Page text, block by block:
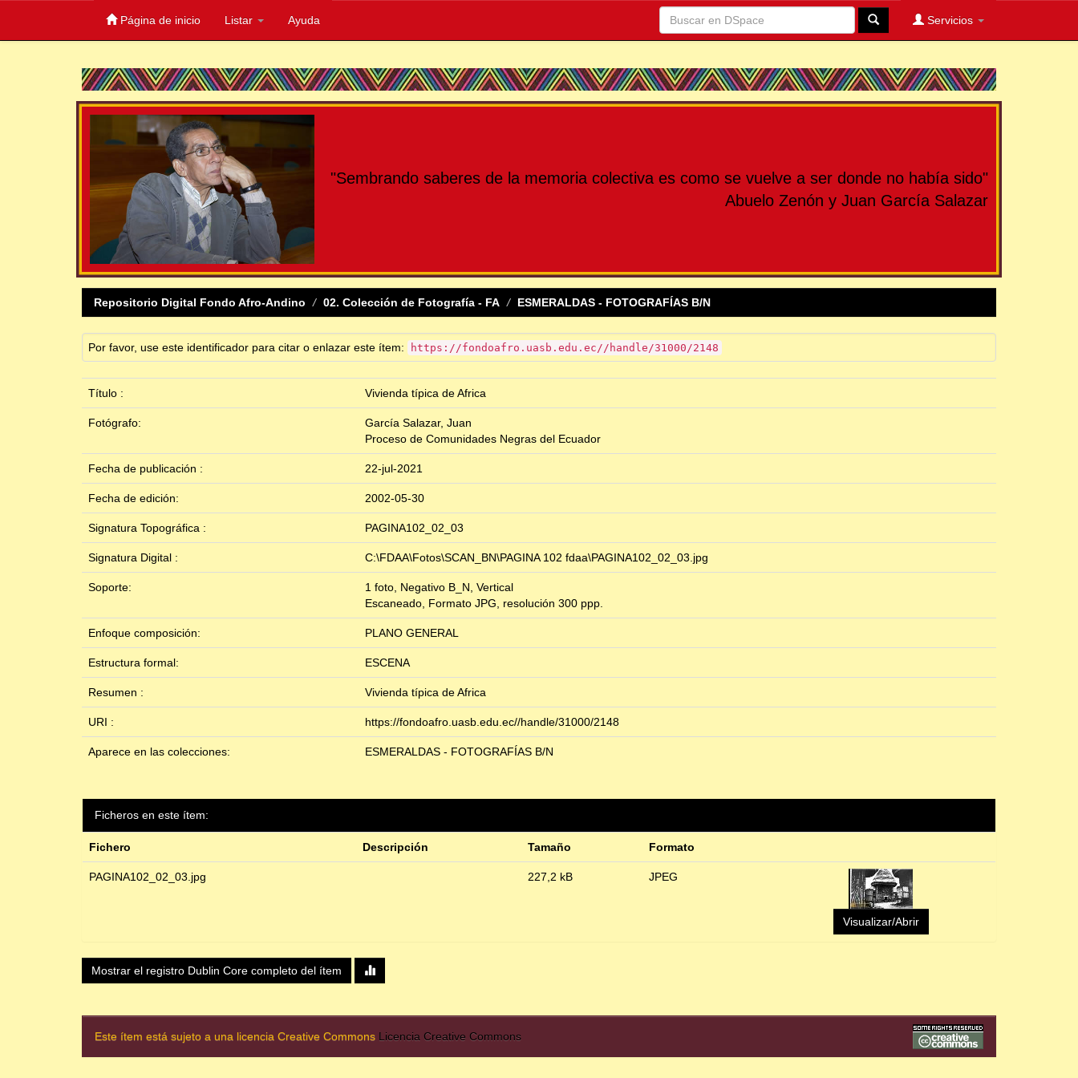
Página de inicio Listar Ayuda Servicios
"Sembrando saberes de la memoria colectiva es como se vuelve a ser donde no había sido"
Abuelo Zenón y Juan García Salazar
Repositorio Digital Fondo Afro-Andino 02. Colección de Fotografía - FA ESMERALDAS - FOTOGRAFÍAS B/N
Por favor, use este identificador para citar o enlazar este ítem: https://fondoafro.uasb.edu.ec//handle/31000/2148
Título : Vivienda típica de Africa
Fotógrafo:
García Salazar, Juan
Proceso de Comunidades Negras del Ecuador
Fecha de publicación : 22-jul-2021
Fecha de edición: 2002-05-30
Signatura Topográfica : PAGINA102_02_03
Signatura Digital : C:\FDAA\Fotos\SCAN_BN\PAGINA 102 fdaa\PAGINA102_02_03.jpg
Soporte:
1 foto, Negativo B_N, Vertical
Escaneado, Formato JPG, resolución 300 ppp.
Enfoque composición: PLANO GENERAL
Estructura formal: ESCENA
Resumen : Vivienda típica de Africa
URI : https://fondoafro.uasb.edu.ec//handle/31000/2148
Aparece en las colecciones: ESMERALDAS - FOTOGRAFÍAS B/N
Ficheros en este ítem:
Fichero Descripción Tamaño Formato
PAGINA102_02_03.jpg 227,2 kB JPEG
Visualizar/Abrir
Mostrar el registro Dublin Core completo del ítem
Este ítem está sujeto a una licencia Creative Commons Licencia Creative Commons